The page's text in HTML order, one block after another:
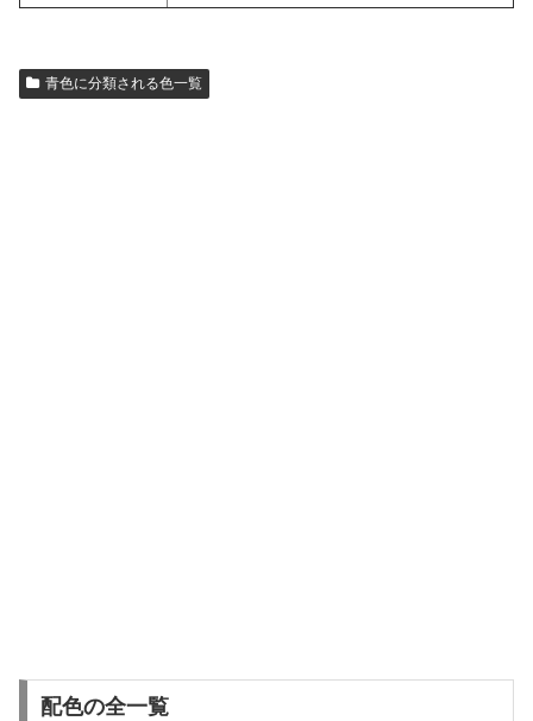
青色に分類される色一覧
配色の全一覧